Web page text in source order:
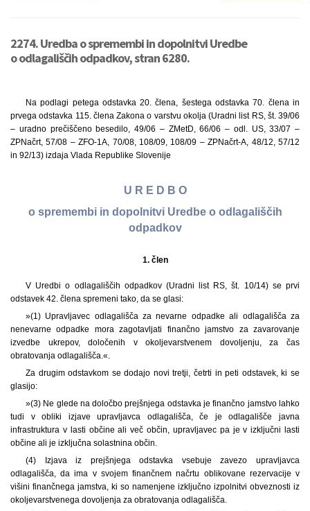
2274. Uredba o spremembi in dopolnitvi Uredbe
o odlagališčih odpadkov, stran 6280.
Na podlagi petega odstavka 20. člena, šestega odstavka 70. člena in
prvega odstavka 115. člena Zakona o varstvu okolja (Uradni list RS, št. 39/06
– uradno prečiščeno besedilo, 49/06 – ZMetD, 66/06 – odl. US, 33/07 –
ZPNačrt, 57/08 – ZFO-1A, 70/08, 108/09, 108/09 – ZPNačrt-A, 48/12, 57/12
in 92/13) izdaja Vlada Republike Slovenije
U R E D B O
o spremembi in dopolnitvi Uredbe o odlagališčih
odpadkov
1. člen
V Uredbi o odlagališčih odpadkov (Uradni list RS, št. 10/14) se prvi
odstavek 42. člena spremeni tako, da se glasi:
»(1) Upravljavec odlagališča za nevarne odpadke ali odlagališča za
nenevarne odpadke mora zagotavljati finančno jamstvo za zavarovanje
izvedbe ukrepov, določenih v okoljevarstvenem dovoljenju, za čas
obratovanja odlagališča.«.
Za drugim odstavkom se dodajo novi tretji, četrti in peti odstavek, ki se
glasijo:
»(3) Ne glede na določbo prejšnjega odstavka je finančno jamstvo lahko
tudi v obliki izjave upravljavca odlagališča, če je odlagališče javna
infrastruktura v lasti občine ali več občin, upravljavec pa je v izključni lasti
občine ali je izključna solastnina občin.
(4) Izjava iz prejšnjega odstavka vsebuje zavezo upravljavca
odlagališča, da ima v svojem finančnem načrtu oblikovane rezervacije v
višini finančnega jamstva, ki so namenjene izključno izpolnitvi obveznosti iz
okoljevarstvenega dovoljenja za obratovanja odlagališča.